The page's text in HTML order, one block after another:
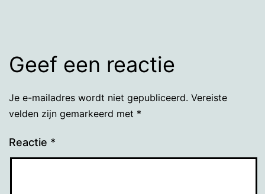
Geef een reactie
Je e-mailadres wordt niet gepubliceerd. Vereiste
velden zijn gemarkeerd met *
Reactie *